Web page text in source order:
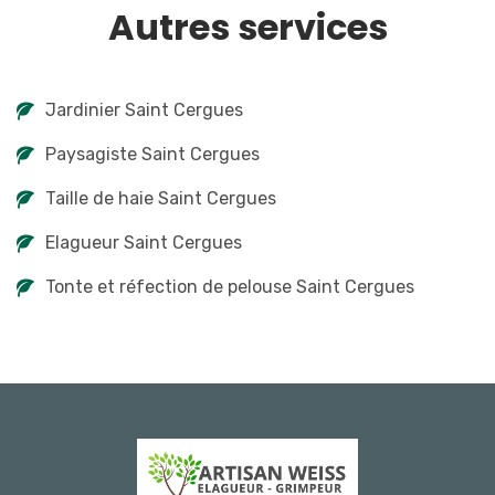
Autres services
Jardinier Saint Cergues
Paysagiste Saint Cergues
Taille de haie Saint Cergues
Elagueur Saint Cergues
Tonte et réfection de pelouse Saint Cergues